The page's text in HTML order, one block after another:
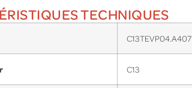
TECHNIQUES
C13TEVP04.A407
C13